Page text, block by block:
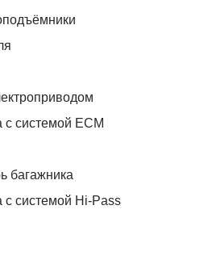
с системой ЕСМ
багажника
с системой Hi-Pass